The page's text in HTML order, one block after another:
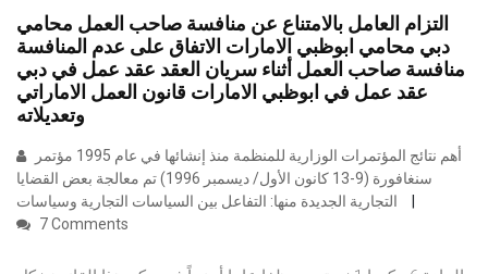
التزام العامل بالامتناع عن منافسة صاحب العمل محامي
دبي محامي ابوظبي الامارات الاتفاق على عدم المنافسة
منافسة صاحب العمل أثناء سريان العقد عقد عمل في دبي
عقد عمل في ابوظبي الامارات قانون العمل الاماراتي
وتعديلاته
سنغافورة (9-13 كانون الأول/ ديسمبر 1996) تم معالجة بعض القضايا
7 Comments